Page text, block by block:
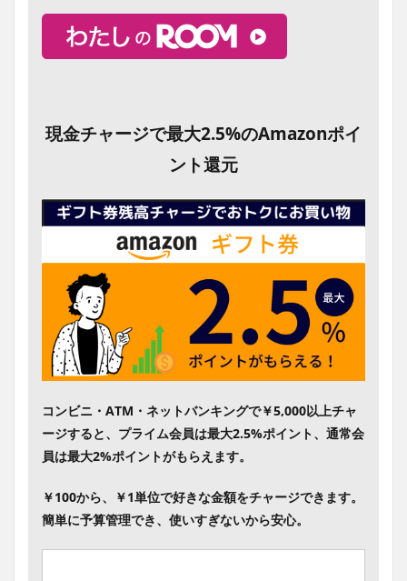
現金チャージで最大2.5%のAmazonポイ
ント還元
コンビニ・ATM・ネットバンキングで￥5,000以上チャ
ージすると、プライム会員は最大2.5%ポイント、通常会
員は最大2%ポイントがもらえます。
￥100から、￥1単位で好きな金額をチャージできます。
簡単に予算管理でき、使いすぎないから安心。